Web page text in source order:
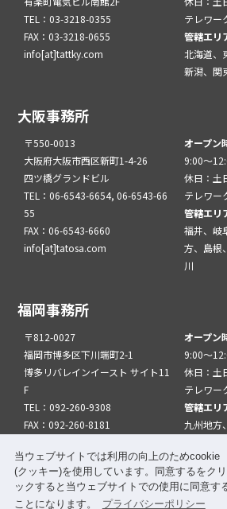
当ウェブサイトでは利用の向上のためcookie
(クッキー)を使用しています。同意するをクリ
ックすると当ウェブサイトでの使用に同意す
ことになります。
プライバシーポリシー
TEL：03-3218-0355
FAX：03-3218-0655
info[at]tattky.com
テレワー
管轄エリ
北海道、
新潟、関
大阪事務所
〒550-0013
大阪府大阪市西区新町1-4-26
四ツ橋グランドビル
TEL：06-6543-6654, 06-6543-66
55
FAX：06-6543-6660
info[at]tatosa.com
オープン
9:00～
休日：土
テレワー
管轄エリ
福井、岐
方、島根
川
福岡事務所
〒812-0027
福岡市博多区下川端町2-1
博多リバレインイースト サイト11
F
TEL：092-260-9308
FAX：092-260-8181
オープン
9:00～
休日：土
テレワー
管轄エリ
九州地方